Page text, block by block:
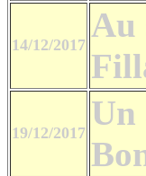
14/12/2017 Au
19/12/2017